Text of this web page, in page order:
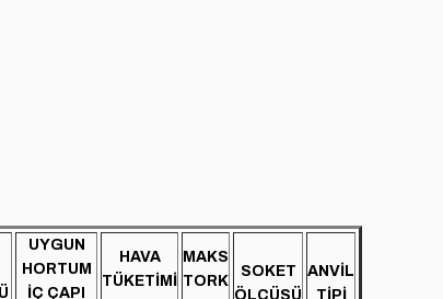
UYGUN
HORTUM
İÇ ÇAPI
HAVA
TÜKETİMİ
MAKS
TORK
SOKET
ÖLÇÜSÜ
ANVİL
TİPİ